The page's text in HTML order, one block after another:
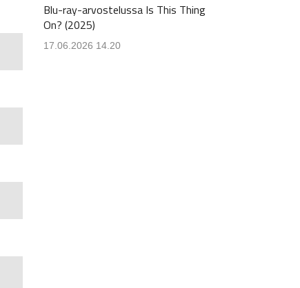
Blu-ray-arvostelussa Is This Thing
On? (2025)
17.06.2026 14.20